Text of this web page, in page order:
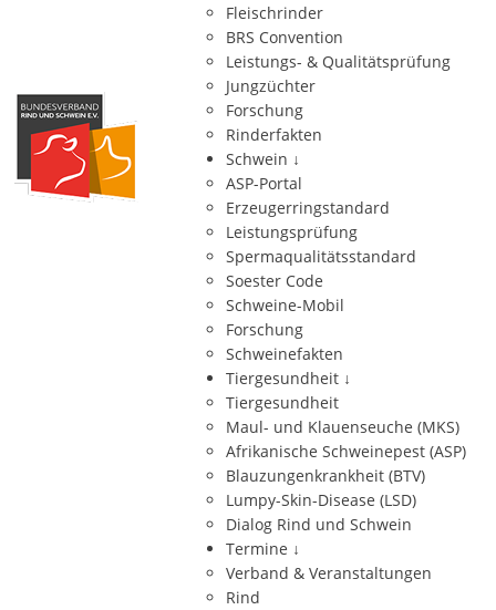
Fleischrinder
BRS Convention
Leistungs- & Qualitätsprüfung
Jungzüchter
Forschung
Rinderfakten
Schwein ↓
ASP-Portal
Erzeugerringstandard
Leistungsprüfung
Spermaqualitätsstandard
Soester Code
Schweine-Mobil
Forschung
Schweinefakten
Tiergesundheit ↓
Tiergesundheit
Maul- und Klauenseuche (MKS)
Afrikanische Schweinepest (ASP)
Blauzungenkrankheit (BTV)
Lumpy-Skin-Disease (LSD)
Dialog Rind und Schwein
Termine ↓
Verband & Veranstaltungen
Rind